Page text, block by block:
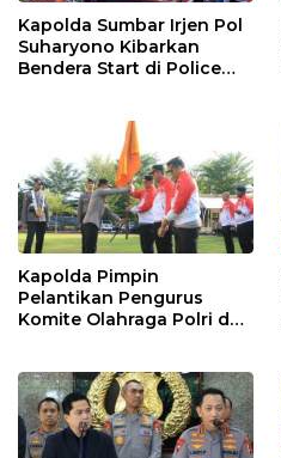
Kapolda Sumbar Irjen Pol
Suharyono Kibarkan
Bendera Start di Police
Kapolda Pimpin
Pelantikan Pengurus
Komite Olahraga Polri dan
Polda Sumbar